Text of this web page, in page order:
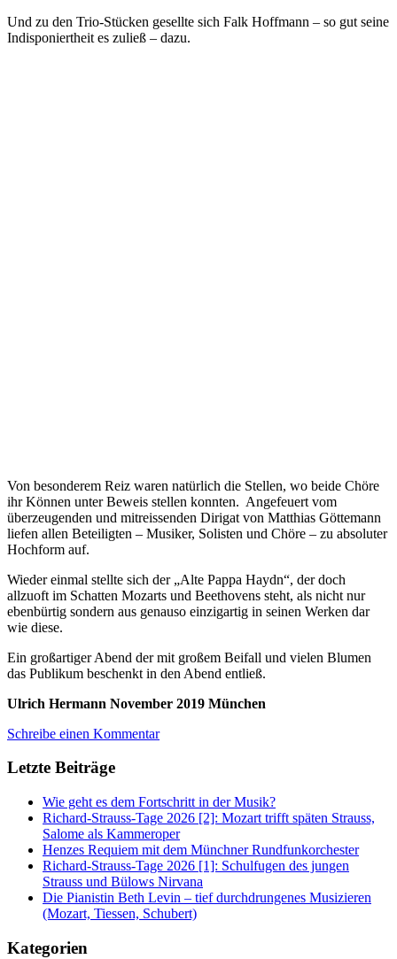
Und zu den Trio-Stücken gesellte sich Falk Hoffmann – so gut seine
Indisponiertheit es zuließ – dazu.
Von besonderem Reiz waren natürlich die Stellen, wo beide Chöre
ihr Können unter Beweis stellen konnten. Angefeuert vom
überzeugenden und mitreissenden Dirigat von Matthias Göttemann
liefen allen Beteiligten – Musiker, Solisten und Chöre – zu absoluter
Hochform auf.
Wieder einmal stellte sich der „Alte Pappa Haydn“, der doch
allzuoft im Schatten Mozarts und Beethovens steht, als nicht nur
ebenbürtig sondern aus genauso einzigartig in seinen Werken dar
wie diese.
Ein großartiger Abend der mit großem Beifall und vielen Blumen
das Publikum beschenkt in den Abend entließ.
Ulrich Hermann November 2019 München
Schreibe einen Kommentar
Letzte Beiträge
Wie geht es dem Fortschritt in der Musik?
Richard-Strauss-Tage 2026 [2]: Mozart trifft späten Strauss,
Salome als Kammeroper
Henzes Requiem mit dem Münchner Rundfunkorchester
Richard-Strauss-Tage 2026 [1]: Schulfugen des jungen
Strauss und Bülows Nirvana
Die Pianistin Beth Levin – tief durchdrungenes Musizieren
(Mozart, Tiessen, Schubert)
Kategorien